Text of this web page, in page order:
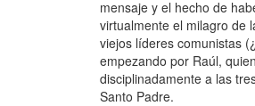
mensaje y el hecho de
virtualmente el milagro de
viejos líderes comunistas
empezando por Raúl,
disciplinadamente a las
Santo Padre.